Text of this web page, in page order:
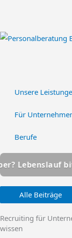
springen
Unsere
Für
Berufe
bitte an
Alle Beiträge
Recruiting für
wissen